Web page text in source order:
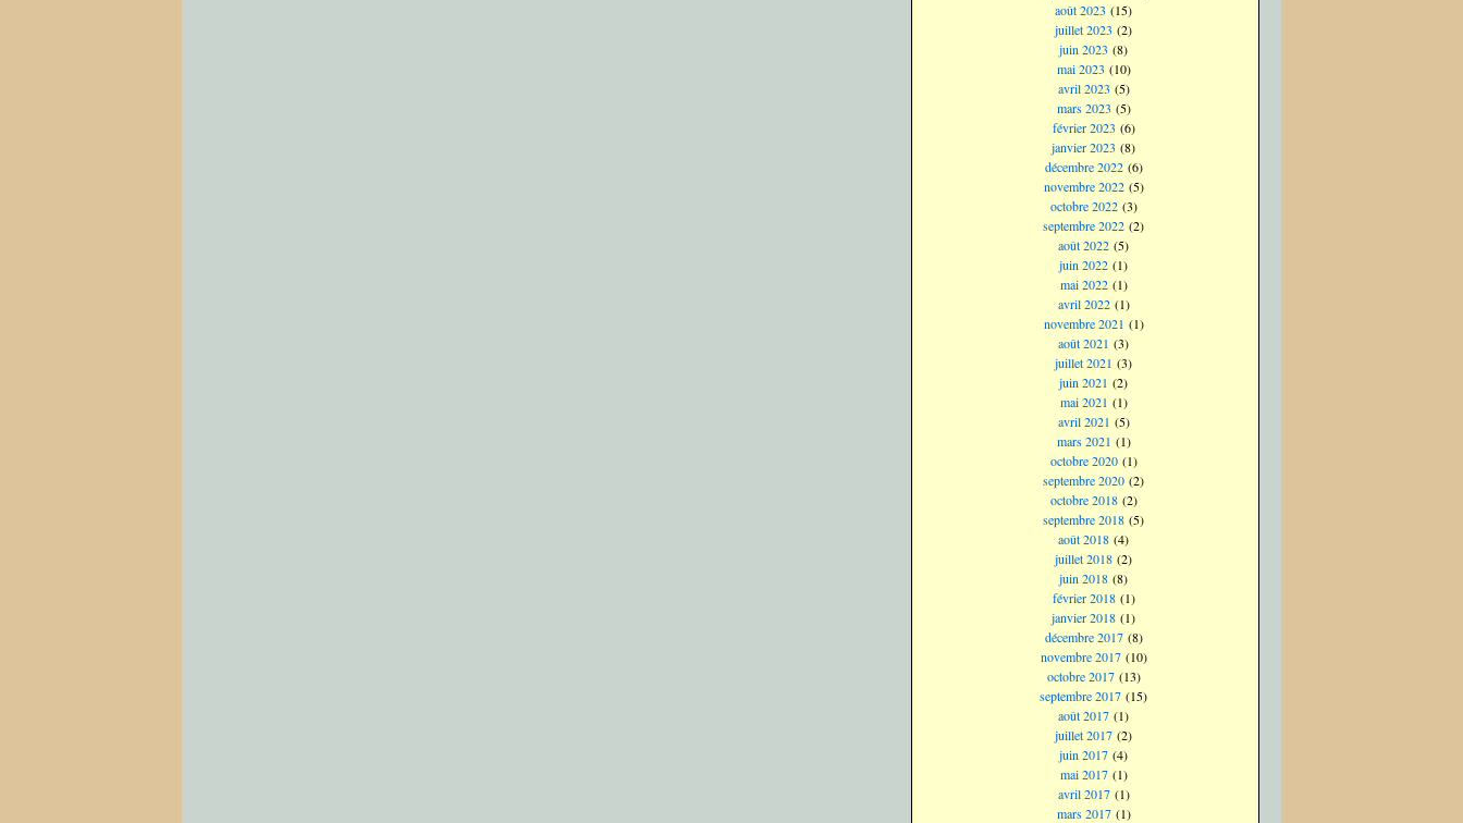
août 2023 (15)
juillet 2023 (2)
juin 2023 (8)
mai 2023 (10)
avril 2023 (5)
mars 2023 (5)
février 2023 (6)
janvier 2023 (8)
décembre 2022(6)
novembre 2022(5)
octobre 2022(3)
septembre 2022 (2)
août 2022 (5)
juin 2022 (1)
mai 2022(1)
avril 2022(1)
novembre 2021 (1)
août 2021 (3)
juillet 2021 (3)
juin 2021 (2)
mai 2021 (1)
avril 2021 (5)
mars 2021 (1)
octobre 2020(1)
septembre 2020 (2)
octobre 2018(2)
septembre 2018 (5)
août 2018 (4)
juillet 2018 (2)
juin 2018 (8)
février 2018(1)
janvier 2018 (1)
décembre 2017(8)
novembre 2017(10)
octobre 2017(13)
septembre 2017 (15)
août 2017 (1)
juillet 2017 (2)
juin 2017 (4)
mai 2017(1)
avril 2017(1)
mars 2017(1)